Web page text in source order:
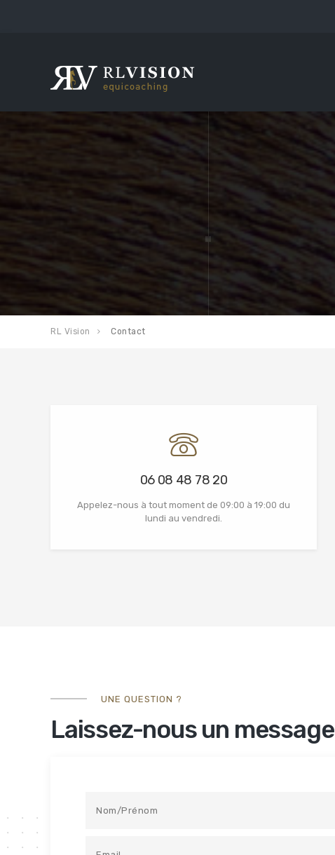
RL Vision Contact
06 08 48 78 20
Appelez-nous à tout moment de 09:00 à 19:00 du
lundi au vendredi.
UNE QUESTION ?
Laissez-nous un message